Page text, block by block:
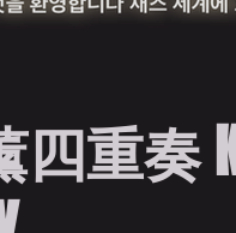
重奏